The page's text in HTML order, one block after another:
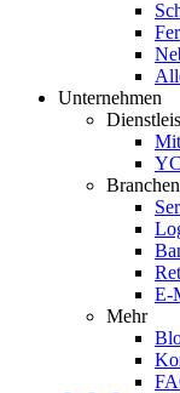
Unternehmen
Branchen
E-
Mehr